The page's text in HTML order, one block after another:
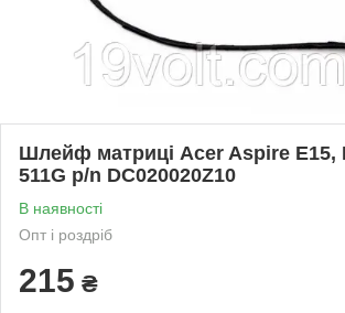
Шлейф матриці Acer Aspire E15,
511G p/n DC020020Z10
В наявності
Опт і роздріб
215 ₴